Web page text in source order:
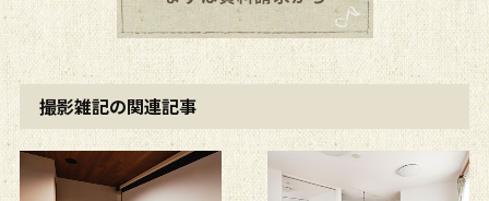
撮影雑記の関連記事